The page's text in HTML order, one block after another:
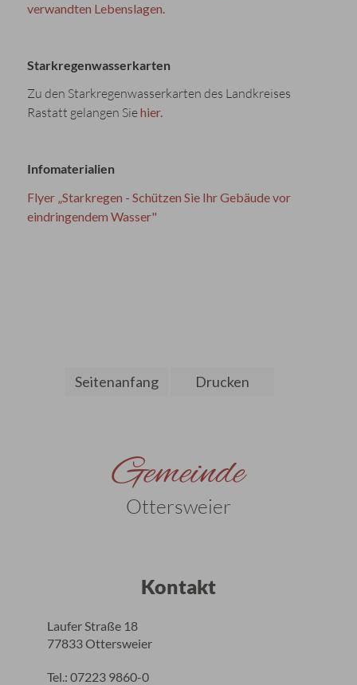
verwandten Lebenslagen.
Starkregenwasserkarten
Zu den Starkregenwasserkarten des Landkreises
Rastatt gelangen Siehier.
Infomaterialien
Flyer „Starkregen - Schützen Sie Ihr Gebäude vor
eindringendem Wasser"
Seitenanfang Drucken
Gemeinde
Ottersweier
Kontakt
Laufer Straße 18
77833 Ottersweier
Tel.: 07223 9860-0